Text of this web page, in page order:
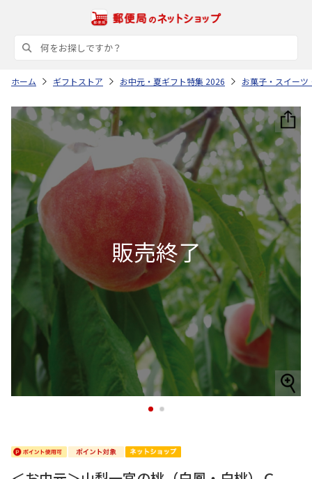
ホーム ギフトストア お中元・夏ギフト特集 2026 お菓子・スイーツ
1 2